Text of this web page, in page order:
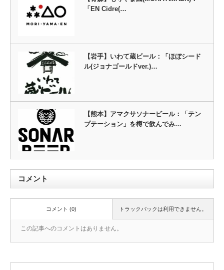
「EN Cidre(…
【岩手】いわて蔵ビール：「ほぼシード
ル(ジョナゴールドver.)…
【熊本】アマクサソナービール：「テン
プテーション」を樽で飲んでみ…
コメント
トラックバックは利用できません。
コメント (0)
この記事へのコメントはありません。